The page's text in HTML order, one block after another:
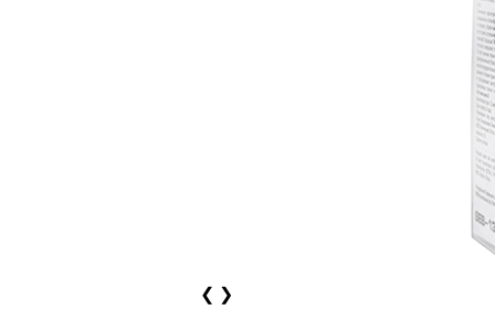
❮ ❯